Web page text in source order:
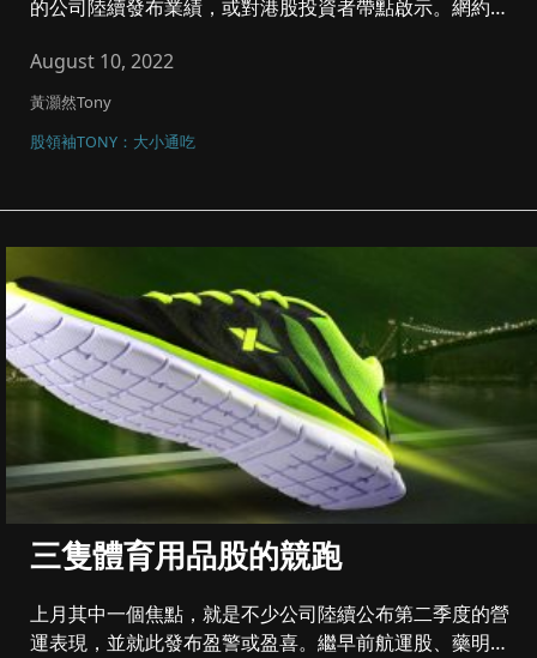
的公司陸續發布業績，或對港股投資者帶點啟示。網約車
August 10, 2022
黃灝然Tony
股領袖TONY：大小通吃
三隻體育用品股的競跑
上月其中一個焦點，就是不少公司陸續公布第二季度的營
運表現，並就此發布盈警或盈喜。繼早前航運股、藥明康